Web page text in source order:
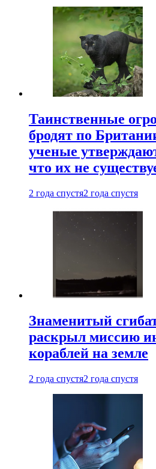
Таинственные
бродят по
ученые
что их не
2 года спустя2 года спустя
Знаменитый
раскрыл миссию
кораблей на земле
2 года спустя2 года спустя